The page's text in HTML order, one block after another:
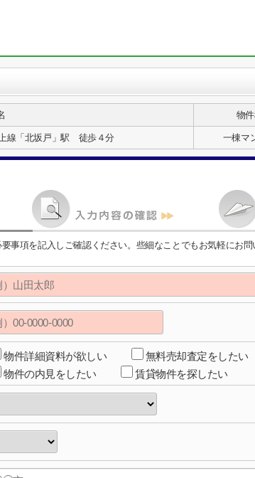
物
線「北坂戸」駅 徒歩４分 一棟マ
事項を記入しご確認ください。些細なことでもお気軽にお
物件詳細資料が欲しい 無料売却査定をしたい
物件の内見をしたい
賃貸物件を探したい